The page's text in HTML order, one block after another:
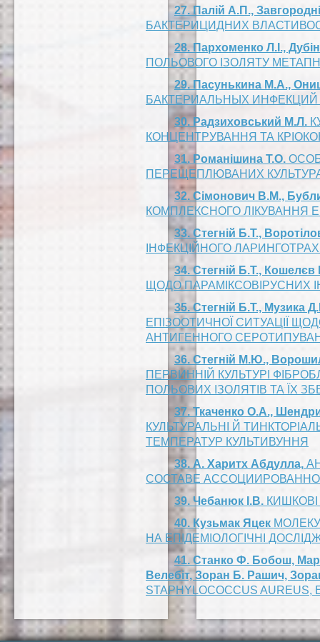
27. Палій А.П.,
БАКТЕРИЦИДНИХ
28. Пархоменко Л.І.,
ПОЛЬОВОГО ІЗОЛЯТУ
29. Пасунькина М.А.,
БАКТЕРИАЛЬНЫХ
30. Радзиховський М.Л.
КОНЦЕНТРУВАННЯ ТА
31. Романішина Т.О.
ПЕРЕЩЕПЛЮВАНИХ
32. Сімонович В.М.,
КОМПЛЕКСНОГО ЛІКУВАННЯ
33. Стегній Б.Т.,
ІНФЕКЦІЙНОГО
34. Стегній Б.Т.,
ЩОДО ПАРАМІКСОВІРУСНИХ
35. Стегній Б.Т., Музика
ЕПІЗООТИЧНОЇ СИТУАЦІЇ
АНТИГЕННОГО
36. Стегній М.Ю.,
ПЕРВИННІЙ КУЛЬТУРІ
ПОЛЬОВИХ ІЗОЛЯТІВ ТА ЇХ
37. Ткаченко О.А.,
КУЛЬТУРАЛЬНІ Й
ТЕМПЕРАТУР КУЛЬТИВУННЯ
38. А. Харитх Абдулла,
СОСТАВЕ
39. Чебанюк І.В.
40. Кузьмак Яцек
НА ЕПІДЕМІОЛОГІЧНІ
41. Станко Ф. Бобош,
Велебіт, Зоран Б. Рашич,
STAPHYLOCOCCUS